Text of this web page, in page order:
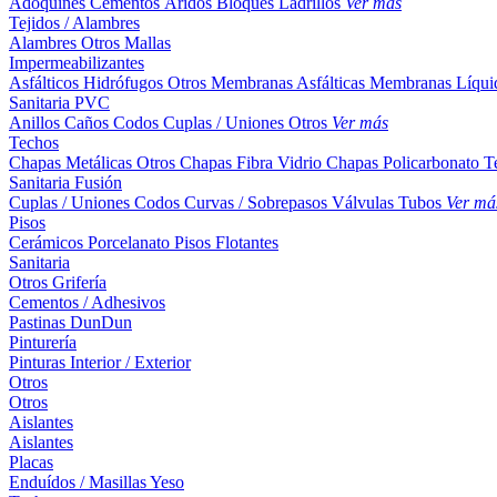
Tejidos / Alambres
Alambres Otros Mallas
Impermeabilizantes
Asfálticos Hidrófugos Otros Membranas Asfálticas Membranas
Sanitaria PVC
Anillos Caños Codos Cuplas / Uniones Otros Ver más
Techos
Chapas Metálicas Otros Chapas Fibra Vidrio Chapas Policarbonato
Sanitaria Fusión
Cuplas / Uniones Codos Curvas / Sobrepasos Válvulas Tubos Ver
Pisos
Cerámicos Porcelanato Pisos Flotantes
Sanitaria
Otros Grifería
Cementos / Adhesivos
Pastinas DunDun
Pinturería
Pinturas Interior / Exterior
Otros
Otros
Aislantes
Aislantes
Placas
Enduídos / MasillasYeso